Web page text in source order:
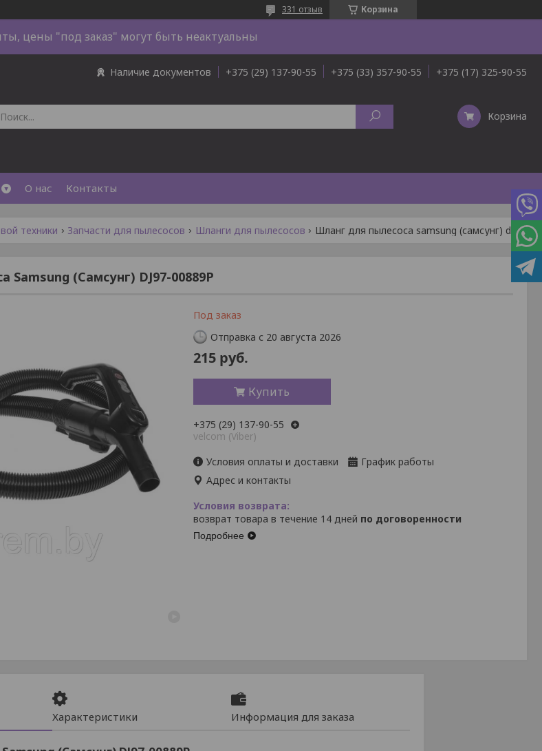
Корзина
331 отзыв
цены "под заказ" могут быть неактуальны
Наличие документов +375 (29) 137-90-55 +375 (33) 357-90-55 +375 (17) 325-90-55
Корзина
О нас Контакты
техники Запчасти для пылесосов Шланги для пылесосов Шланг для пылесоса samsung (самсунг) dj97-00889p
(Самсунг) DJ97-00889P
Под заказ
Отправка с 20 августа 2026
215 руб.
Купить
+375 (29) 137-90-55
velcom (Viber)
Условия оплаты и доставки
График работы
Адрес и контакты
возврат товара в течение 14 дней по договоренности
Подробнее
Характеристики Информация для заказа